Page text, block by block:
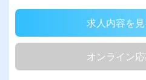
求人内容を
オンライン